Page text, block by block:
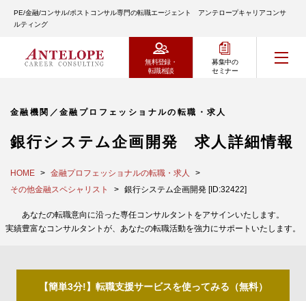
PE/金融/コンサル/ポストコンサル専門の転職エージェント アンテロープキャリアコンサ
ルティング
無料登録・
転職相談
募集中の
セミナー
金融機関／金融プロフェッショナルの転職・求人
銀行システム企画開発 求人詳細情報
HOME
金融プロフェッショナルの転職・求人
その他金融スペシャリスト
銀行システム企画開発 [ID:32422]
あなたの転職意向に沿った専任コンサルタントをアサインいたします。
実績豊富なコンサルタントが、あなたの転職活動を強力にサポートいたします。
【簡単3分!】転職支援サービスを使ってみる（無料）